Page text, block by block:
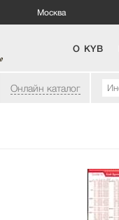
Москва
О KYB
Онлайн каталог